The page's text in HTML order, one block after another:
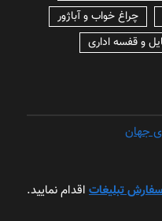
چراغ خواب و آباژور
و قفسه اداری
جهان
سفارش تبلیغات اقدام نمایید.